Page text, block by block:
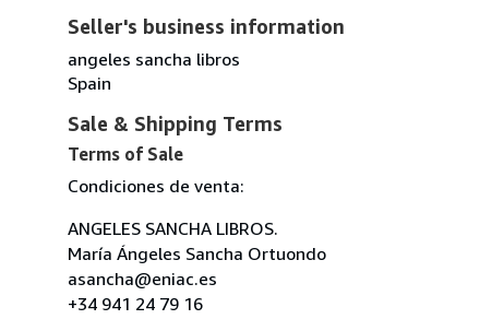
Seller's business information
angeles sancha libros
Spain
Sale & Shipping Terms
Terms of Sale
Condiciones de venta:
ANGELES SANCHA LIBROS.
María Ángeles Sancha Ortuondo
asancha@eniac.es
+34 941 24 79 16